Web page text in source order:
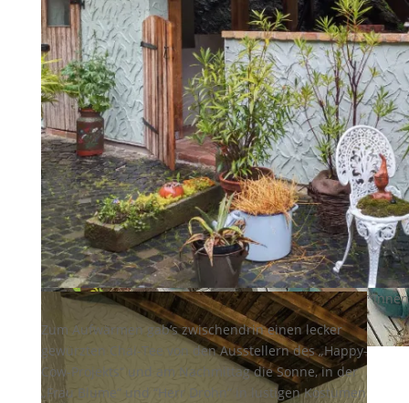
Gartenkunst
Über 70 Kuchen kamen durch Spenden der
Zum Aufwärmen gab’s zwischendrin einen lecker
gewürzten Chai-Tee von den Ausstellern des „Happy-
Cow-Projekts“ und am Nachmittag die Sonne, in der
„Frau Blume“ und “Herr Drohn“ in lustigen Kostümen